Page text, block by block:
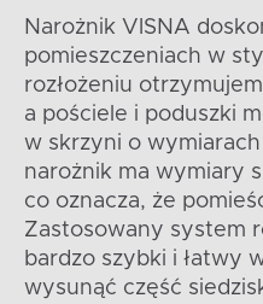
Narożnik VISNA
pomieszczeniach w
rozłożeniu
a pościele i poduszki
w skrzyni o wymiarach
narożnik ma wymiary
co oznacza, że
Zastosowany system
bardzo szybki i łatwy
wysunąć część